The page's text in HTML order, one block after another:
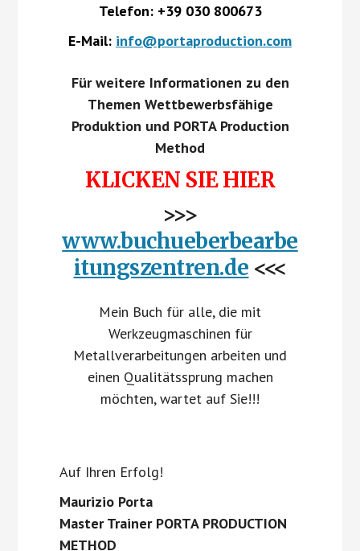
Telefon: +39 030 800673
E-Mail: info@portaproduction.com
Für weitere Informationen zu den
Themen Wettbewerbsfähige
Produktion und PORTA Production
Method
KLICKEN SIE HIER
>>>
www.buchueberbearbe
itungszentren.de <<<
Mein Buch für alle, die mit
Werkzeugmaschinen für
Metallverarbeitungen arbeiten und
einen Qualitätssprung machen
möchten, wartet auf Sie!!!
Auf Ihren Erfolg!
Maurizio Porta
Master Trainer PORTA PRODUCTION
METHOD